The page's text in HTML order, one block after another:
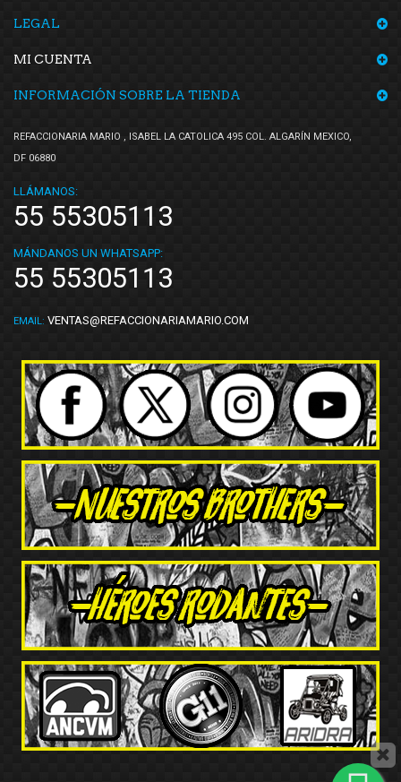
LEGAL
MI CUENTA
INFORMACIÓN SOBRE LA TIENDA
REFACCIONARIA MARIO , ISABEL LA CATOLICA 495 COL. ALGARÍN MEXICO,
DF 06880
LLÁMANOS:
55 55305113
MÁNDANOS UN WHATSAPP:
55 55305113
EMAIL: VENTAS@REFACCIONARIAMARIO.COM